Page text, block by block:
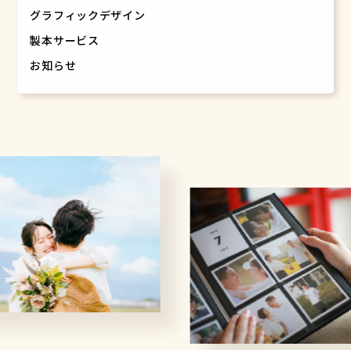
グラフィックデザイン
製本サービス
お知らせ